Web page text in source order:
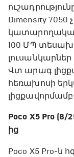
Dimensity
100 ՄՊ
Վտ արագ
հեռախոսի
Poco X5 Pro
ից
Poco X5 Pro-ն